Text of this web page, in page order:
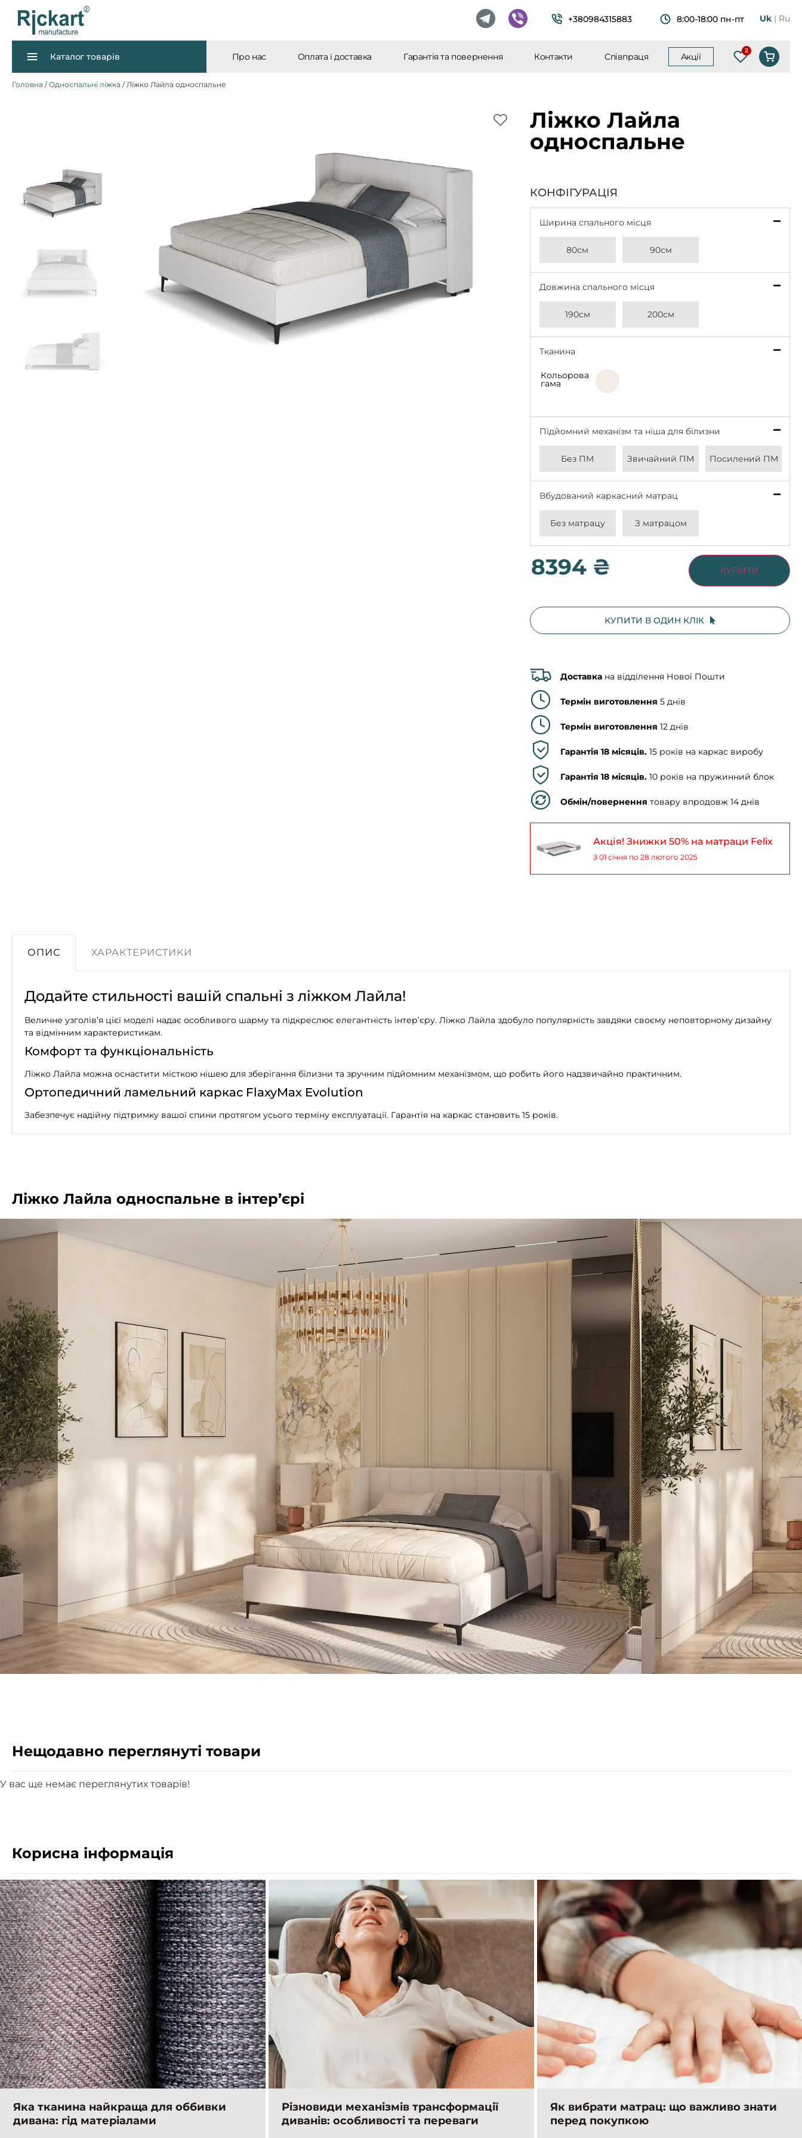
+380984315883 8:00-18:00 пн-пт Uk Ru
Каталог товарів
Дивани
Про нас Оплата і доставка Гарантія та повернення Контакти Співпраця Акції Список
Головна /Односпальні ліжка / Ліжко Лайла односпальне
Ліжко Лайла
односпальне
КОНФІГУРАЦІЯ
Ширина спального місця
80см 90см
Довжина спального місця
190см 200см
Тканина
Кольорова
гама
Підйомний механізм та ніша для білизни
Без ПМ Звичайний ПМ Посилений ПМ
Вбудований каркасний матрац
Без матрацу З матрацом
8394 ₴ КУПИТИ
КУПИТИ В ОДИН КЛІК
Доставка на відділення Нової Пошти
Термін виготовлення 5 днів
Термін виготовлення 12 днів
Гарантія 18 місяців. 15 років на каркас виробу
Гарантія 18 місяців. 10 років на пружинний блок
Обмін/повернення товару впродовж 14 днів
Акція! Знижки 50% на матраци Felix
З 01 січня по 28 лютого 2025
ОПИС ХАРАКТЕРИСТИКИ
Додайте стильності вашій спальні з ліжком Лайла!
Величне узголів’я цієї моделі надає особливого шарму та підкреслює елегантність інтер’єру. Ліжко Лайла здобуло популярність завдяки своєму неповторному дизайну
та відмінним характеристикам.
Комфорт та функціональність
Ліжко Лайла можна оснастити місткою нішею для зберігання білизни та зручним підйомним механізмом, що робить його надзвичайно практичним.
Ортопедичний ламельний каркас FlaxyMax Evolution
Забезпечує надійну підтримку вашої спини протягом усього терміну експлуатації. Гарантія на каркас становить 15 років.
Ліжко Лайла односпальне в інтер’єрі
Нещодавно переглянуті товари
У вас ще немає переглянутих товарів!
Корисна інформація
Яка тканина найкраща для оббивки
дивана: гід матеріалами
Різновиди механізмів трансформації
диванів: особливості та переваги
Як вибрати матрац: що важливо знати
перед покупкою